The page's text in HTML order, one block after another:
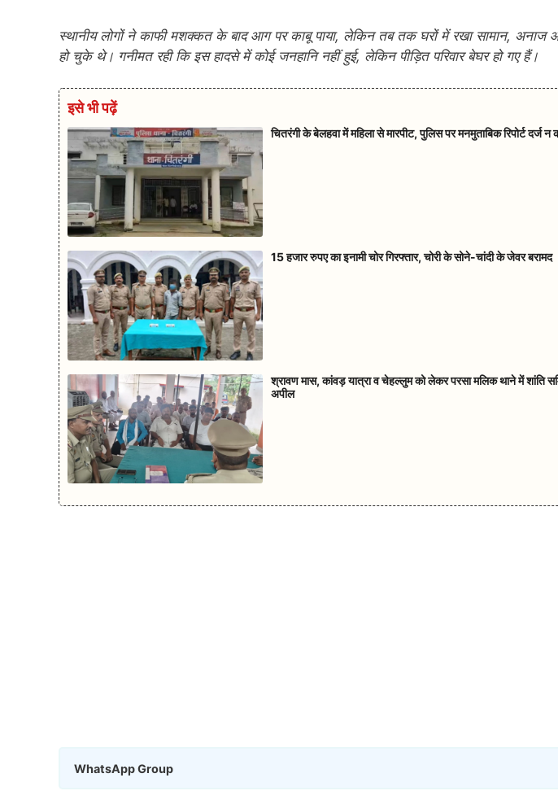
स्थानीय लोगों ने काफी मशक्कत के बाद आग पर काबू पाया, लेकिन तब तक घरों में रखा सामान,
हो चुके थे। गनीमत रही कि इस हादसे में कोई जनहानि नहीं हुई, लेकिन पीड़ित परिवार बेघर हो गए हैं।
इसे भी पढ़ें
चितरंगी के बेलहवा में महिला से मारपीट, पुलिस पर मनमुताबिक रिपोर्ट दर्ज
15 हजार रुपए का इनामी चोर गिरफ्तार, चोरी के सोने-चांदी के जेवर बरामद
श्रावण मास, कांवड़ यात्रा व चेहल्लुम को लेकर परसा मलिक थाने में शांति
अपील
WhatsApp Group